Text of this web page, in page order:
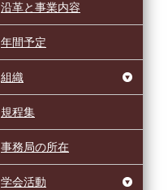
沿革と事業内容
年間予定
組織
規程集
事務局の所在
学会活動